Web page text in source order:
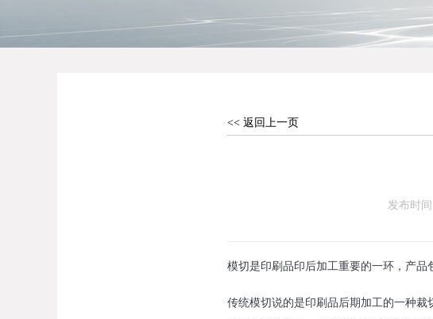
<< 返回上一页
发布时
模切是印刷品印后加工重要的一环，产品
传统模切说的是印刷品后期加工的一种